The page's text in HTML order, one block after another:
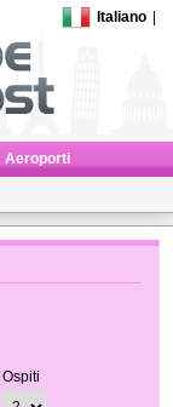
Italiano
Aeroporti
Ospiti